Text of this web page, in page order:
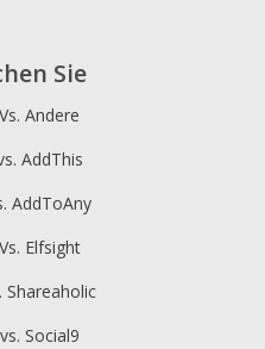
Sie
Andere
AddThis
AddToAny
Elfsight
Shareaholic
Social9